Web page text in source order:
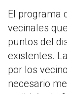
El programa
vecinales
puntos del
existentes.
por los
necesario